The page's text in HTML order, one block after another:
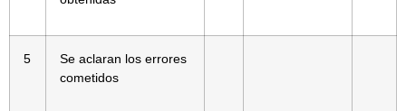
5
Se aclaran los errores
cometidos